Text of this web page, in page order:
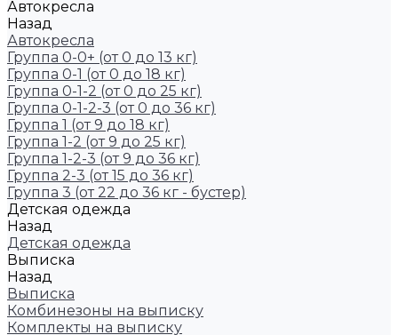
Автокресла
Назад
Автокресла
Группа 0-0+ (от 0 до 13 кг)
Группа 0-1 (от 0 до 18 кг)
Группа 0-1-2 (от 0 до 25 кг)
Группа 0-1-2-3 (от 0 до 36 кг)
Группа 1 (от 9 до 18 кг)
Группа 1-2 (от 9 до 25 кг)
Группа 1-2-3 (от 9 до 36 кг)
Группа 2-3 (от 15 до 36 кг)
Группа 3 (от 22 до 36 кг - бустер)
Детская одежда
Назад
Детская одежда
Выписка
Назад
Выписка
Комбинезоны на выписку
Комплекты на выписку